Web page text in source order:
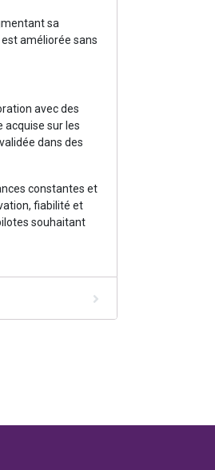
sa
améliorée sans
avec des
acquise sur les
dans des
constantes et
fiabilité et
souhaitant